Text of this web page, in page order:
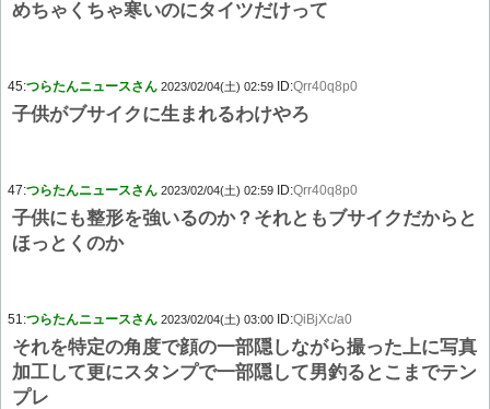
めちゃくちゃ寒いのにタイツだけって
45:つらたんニュースさん 2023/02/04(土) 02:59 ID:Qrr40q8p0
子供がブサイクに生まれるわけやろ
47:つらたんニュースさん 2023/02/04(土) 02:59 ID:Qrr40q8p0
子供にも整形を強いるのか？それともブサイクだからと
ほっとくのか
51:つらたんニュースさん 2023/02/04(土) 03:00 ID:QiBjXc/a0
それを特定の角度で顔の一部隠しながら撮った上に写真
加工して更にスタンプで一部隠して男釣るとこまでテン
プレ